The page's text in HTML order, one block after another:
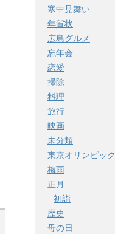
寒中見舞い
年賀状
広島グルメ
忘年会
恋愛
掃除
料理
旅行
映画
未分類
東京オリンピック
梅雨
正月
初詣
歴史
母の日